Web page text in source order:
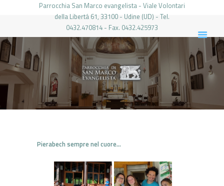
Parrocchia San Marco evangelista - Viale Volontari
della Libertá 61, 33100 - Udine (UD) - Tel.
0432.470814 - Fax. 0432.425973
PARROCCHIA DI SAN MARCO UDINE
HOME
LA PARROCCHIA
IL PARROCO
LE ATTIVITÀ
PIERABECH
CONTATTI
Pierabech sempre nel cuore…